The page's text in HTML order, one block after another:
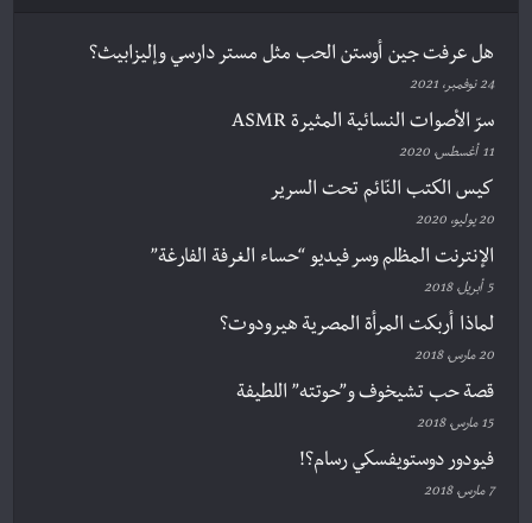
هل عرفت جين أوستن الحب مثل مستر دارسي وإليزابيث؟
24 نوفمبر، 2021
سرّ الأصوات النسائية المثيرة ASMR
11 أغسطس، 2020
كيس الكتب النّائم تحت السرير
20 يوليو، 2020
الإنترنت المظلم وسر فيديو “حساء الغرفة الفارغة”
5 أبريل، 2018
لماذا أربكت المرأة المصرية هيرودوت؟
20 مارس، 2018
قصة حب تشيخوف و”حوتته” اللطيفة
15 مارس، 2018
فيودور دوستويفسكي رسام؟!
7 مارس، 2018